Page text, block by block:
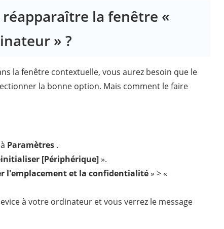
la fenêtre «
» ?
la fenêtre contextuelle, vous aurez besoin que le
la bonne option. Mais comment le faire
Paramètres .
[Périphérique]».
l'emplacement et la confidentialité» > «
à votre ordinateur et vous verrez le message